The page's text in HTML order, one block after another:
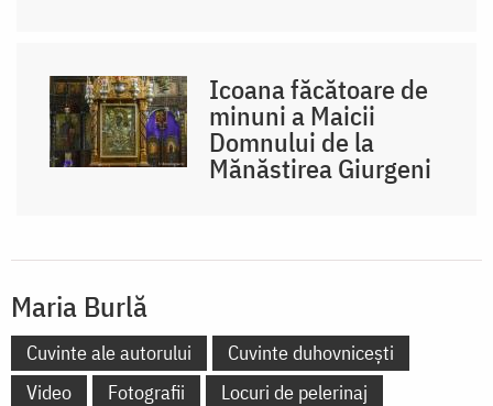
Icoana făcătoare de
minuni a Maicii
Domnului de la
Mănăstirea Giurgeni
Maria Burlă
Cuvinte ale autorului
Cuvinte duhovnicești
Video
Fotografii
Locuri de pelerinaj